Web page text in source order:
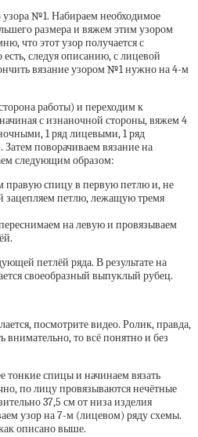
узора №1. Набираем необходимое
размера и вяжем этим узором
что этот узор получается с
следуя описанию, с лицевой
вязание узором №1 нужно на 4-м
работы) и переходим к
с изнаночной стороны, вяжем 4
1 ряд лицевыми, 1 ряд
поворачиваем вязание на
следующим образом:
правую спицу в первую петлю и, не
зацепляем петлю, лежащую тремя
на левую и провязываем
петлёй ряда. В результате на
своеобразный выпуклый рубец.
посмотрите видео. Ролик, правда,
внимательно, то всё понятно и без
тонкие спицы и начинаем вязать
по лицу провязываются нечётные
37,5 см от низа изделия
узор на 7-м (лицевом) ряду схемы.
описано выше.